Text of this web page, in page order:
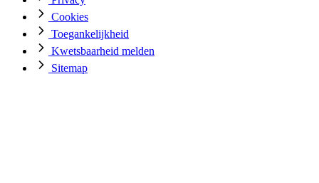
Cookies
Toegankelijkheid
Kwetsbaarheid melden
Sitemap